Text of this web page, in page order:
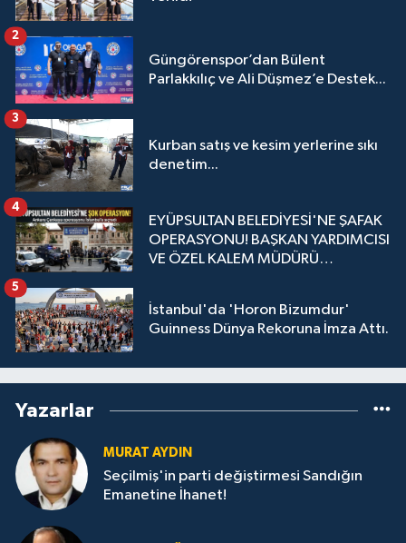
Güngörenspor’dan Bülent
Parlakkılıç ve Ali Düşmez’e Destek...
2
Kurban satış ve kesim yerlerine sıkı
denetim...
3
EYÜPSULTAN BELEDİYESİ'NE ŞAFAK
OPERASYONU! BAŞKAN YARDIMCISI
VE ÖZEL KALEM MÜDÜRÜ
4
İstanbul'da 'Horon Bizumdur'
Guinness Dünya Rekoruna İmza Attı.
5
Yazarlar
MURAT AYDIN
Seçilmiş'in parti değiştirmesi Sandığın
Emanetine İhanet!